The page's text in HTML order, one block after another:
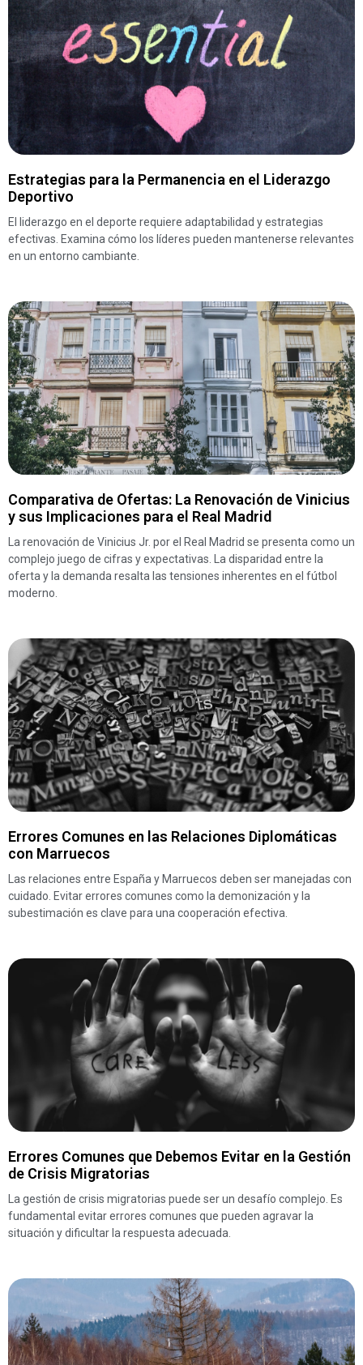
Estrategias para la Permanencia en el Liderazgo
Deportivo
El liderazgo en el deporte requiere adaptabilidad y estrategias
efectivas. Examina cómo los líderes pueden mantenerse relevantes
en un entorno cambiante.
Comparativa de Ofertas: La Renovación de Vinicius
y sus Implicaciones para el Real Madrid
La renovación de Vinicius Jr. por el Real Madrid se presenta como un
complejo juego de cifras y expectativas. La disparidad entre la
oferta y la demanda resalta las tensiones inherentes en el fútbol
moderno.
Errores Comunes en las Relaciones Diplomáticas
con Marruecos
Las relaciones entre España y Marruecos deben ser manejadas con
cuidado. Evitar errores comunes como la demonización y la
subestimación es clave para una cooperación efectiva.
Errores Comunes que Debemos Evitar en la Gestión
de Crisis Migratorias
La gestión de crisis migratorias puede ser un desafío complejo. Es
fundamental evitar errores comunes que pueden agravar la
situación y dificultar la respuesta adecuada.